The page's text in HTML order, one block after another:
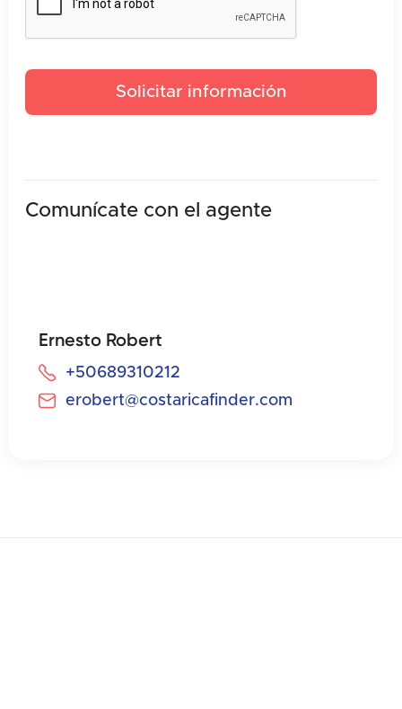
Comunícate con el agente
Ernesto Robert
+50689310212
erobert@costaricafinder.com